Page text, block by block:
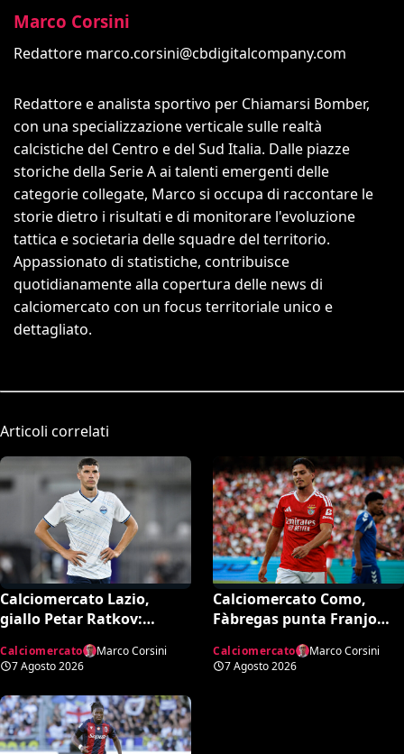
Marco Corsini
Redattore marco.corsini@cbdigitalcompany.com
Redattore e analista sportivo per Chiamarsi Bomber,
con una specializzazione verticale sulle realtà
calcistiche del Centro e del Sud Italia. Dalle piazze
storiche della Serie A ai talenti emergenti delle
categorie collegate, Marco si occupa di raccontare le
storie dietro i risultati e di monitorare l'evoluzione
tattica e societaria delle squadre del territorio.
Appassionato di statistiche, contribuisce
quotidianamente alla copertura delle news di
calciomercato con un focus territoriale unico e
dettagliato.
Articoli correlati
Calciomercato Lazio,
giallo Petar Ratkov:
Mosca e la smentita
dell’agente
Calciomercato
Marco Corsini
7 Agosto 2026
Calciomercato Como,
Fàbregas punta Franjo
punto sulla trattativa
Calciomercato
Marco Corsini
7 Agosto 2026